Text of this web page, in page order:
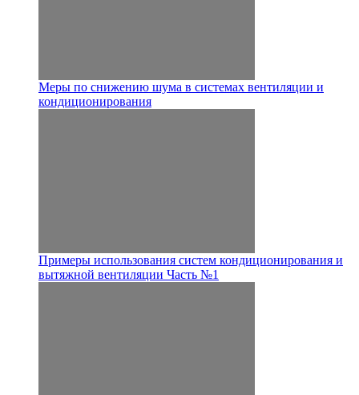
Меры по снижению шума в системах вентиляции и
кондиционирования
Примеры использования систем кондиционирования и
вытяжной вентиляции Часть №1